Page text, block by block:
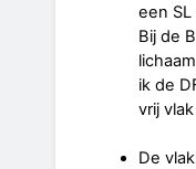
een
Bij de
ik de
vrij
De